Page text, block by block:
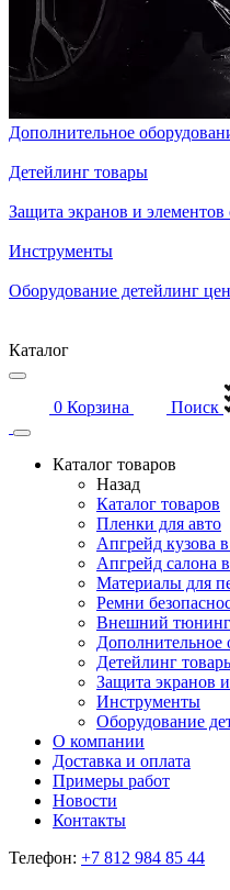
Дополнительное
Детейлинг товары
Защита экранов и элементов
Инструменты
Оборудование детейлинг
Каталог
0 Корзина Поиск
Каталог товаров
Назад
Каталог товаров
Пленки для авто
Апгрейд кузова
Апгрейд салона
Материалы для
Ремни
Внешний тюнинг
Дополнительное
Детейлинг
Защита экранов
Инструменты
Оборудование
О компании
Доставка и оплата
Примеры работ
Новости
Контакты
Телефон: +7 812 984 85 44